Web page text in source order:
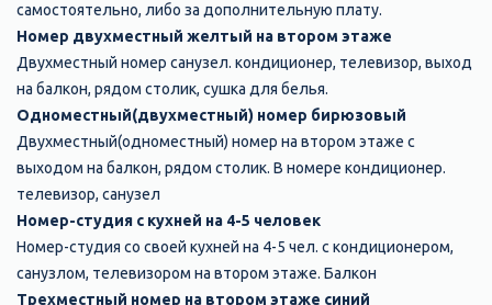
самостоятельно, либо за дополнительную плату.
Номер двухместный желтый на втором этаже
Двухместный номер санузел. кондиционер, телевизор, выход
на балкон, рядом столик, сушка для белья.
Одноместный(двухместный) номер бирюзовый
Двухместный(одноместный) номер на втором этаже с
выходом на балкон, рядом столик. В номере кондиционер.
телевизор, санузел
Номер-студия с кухней на 4-5 человек
Номер-студия со своей кухней на 4-5 чел. с кондиционером,
санузлом, телевизором на втором этаже. Балкон
Трехместный номер на втором этаже синий